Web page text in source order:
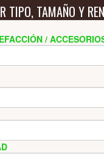
TIPO, TAMAÑO Y
/